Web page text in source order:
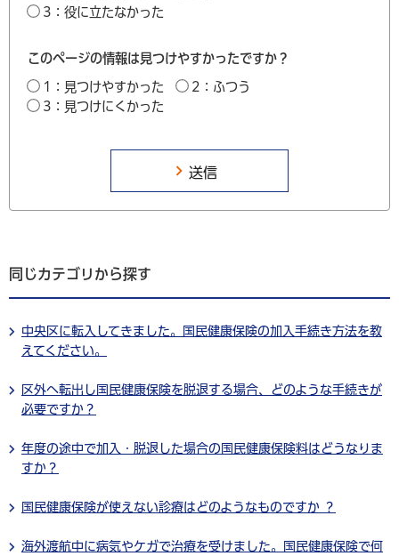
3：役に立たなかった
このページの情報は見つけやすかったですか？
1：見つけやすかった
2：ふつう
3：見つけにくかった
同じカテゴリから探す
中央区に転入してきました。国民健康保険の加入手続き方法を教
えてください。
区外へ転出し国民健康保険を脱退する場合、どのような手続きが
必要ですか？
年度の途中で加入・脱退した場合の国民健康保険料はどうなりま
すか？
国民健康保険が使えない診療はどのようなものですか ？
海外渡航中に病気やケガで治療を受けました。国民健康保険で何